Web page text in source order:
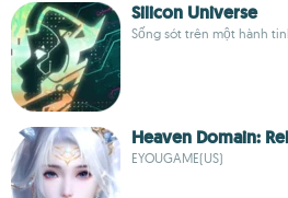
Silicon Universe
Sống sót trên một hành
Heaven Domain:
EYOUGAME(US)